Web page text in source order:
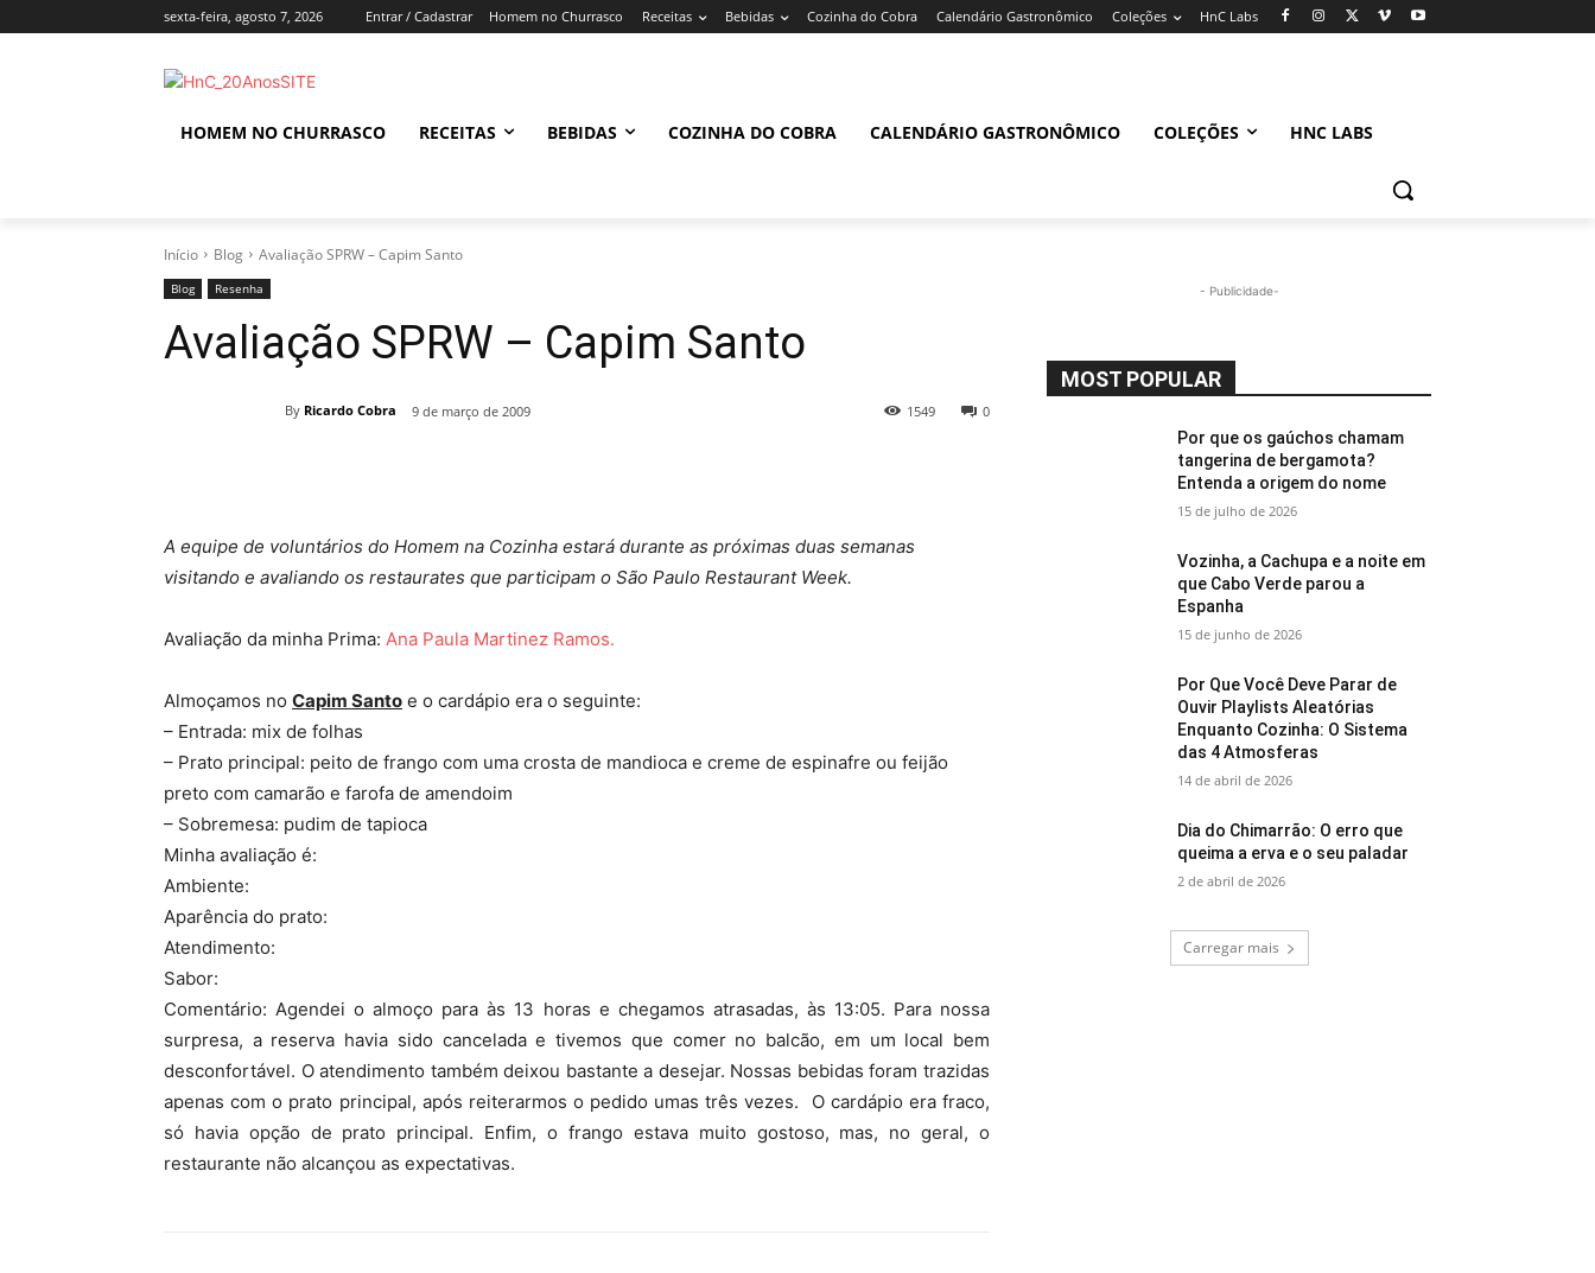
sexta-feira, agosto 7, 2026 Entrar / Cadastrar Homem no Churrasco Receitas Bebidas Cozinha do Cobra Calendário Gastronômico Coleções HnC Labs
HOMEM NO CHURRASCO RECEITAS BEBIDAS COZINHA DO COBRA CALENDÁRIO GASTRONÔMICO COLEÇÕES HNC LABS
Início Blog Avaliação SPRW – Capim Santo
Blog Resenha
Avaliação SPRW – Capim Santo
By Ricardo Cobra 9 de março de 2009 0
1549
A equipe de voluntários do Homem na Cozinha estará durante as próximas duas semanas
visitando e avaliando os restaurates que participam o São Paulo Restaurant Week.
Avaliação da minha Prima: Ana Paula Martinez Ramos.
Almoçamos no Capim Santo e o cardápio era o seguinte:
– Entrada: mix de folhas
– Prato principal: peito de frango com uma crosta de mandioca e creme de espinafre ou feijão
preto com camarão e farofa de amendoim
– Sobremesa: pudim de tapioca
Minha avaliação é:
Ambiente:
Aparência do prato:
Atendimento:
Sabor:
Comentário: Agendei o almoço para às 13 horas e chegamos atrasadas, às 13:05. Para nossa
surpresa, a reserva havia sido cancelada e tivemos que comer no balcão, em um local bem
desconfortável. O atendimento também deixou bastante a desejar. Nossas bebidas foram trazidas
apenas com o prato principal, após reiterarmos o pedido umas três vezes. O cardápio era fraco,
só havia opção de prato principal. Enfim, o frango estava muito gostoso, mas, no geral, o
restaurante não alcançou as expectativas.
- Publicidade-
MOST POPULAR
Por que os gaúchos chamam
tangerina de bergamota?
Entenda a origem do nome
15 de julho de 2026
Vozinha, a Cachupa e a noite em
que Cabo Verde parou a
Espanha
15 de junho de 2026
Por Que Você Deve Parar de
Ouvir Playlists Aleatórias
Enquanto Cozinha: O Sistema
das 4 Atmosferas
14 de abril de 2026
Dia do Chimarrão: O erro que
queima a erva e o seu paladar
2 de abril de 2026
Carregar mais